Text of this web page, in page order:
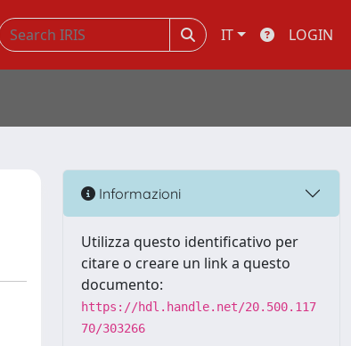
IT LOGIN
Informazioni
Utilizza questo identificativo per
citare o creare un link a questo
documento:
https://hdl.handle.net/20.500.117
70/303266